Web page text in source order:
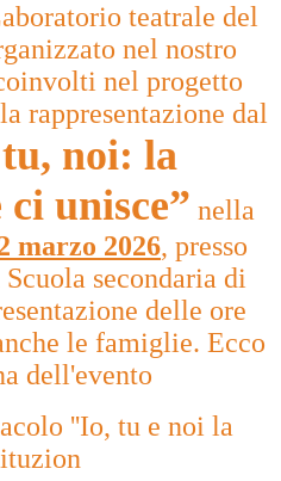
teatrale del
nel nostro
nel progetto
rappresentazione dal
noi: la
unisce” nella
marzo 2026, presso
secondaria di
delle ore
le famiglie. Ecco
dell'evento